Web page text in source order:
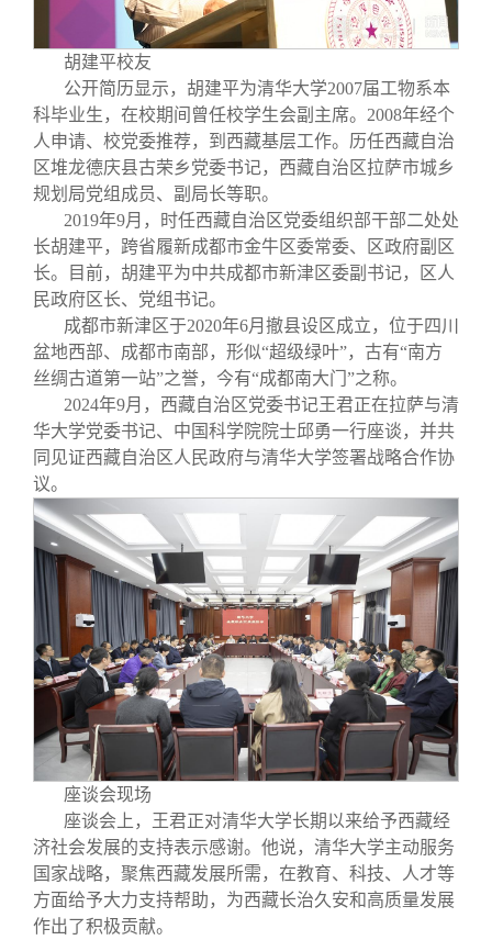
胡建平校友
公开简历显示，胡建平为清华大学2007届工物系本
科毕业生，在校期间曾任校学生会副主席。2008年经个
人申请、校党委推荐，到西藏基层工作。历任西藏自治
区堆龙德庆县古荣乡党委书记，西藏自治区拉萨市城乡
规划局党组成员、副局长等职。
2019年9月，时任西藏自治区党委组织部干部二处处
长胡建平，跨省履新成都市金牛区委常委、区政府副区
长。目前，胡建平为中共成都市新津区委副书记，区人
民政府区长、党组书记。
成都市新津区于2020年6月撤县设区成立，位于四川
盆地西部、成都市南部，形似“超级绿叶”，古有“南方
丝绸古道第一站”之誉，今有“成都南大门”之称。
2024年9月，西藏自治区党委书记王君正在拉萨与清
华大学党委书记、中国科学院院士邱勇一行座谈，并共
同见证西藏自治区人民政府与清华大学签署战略合作协
议。
座谈会现场
座谈会上，王君正对清华大学长期以来给予西藏经
济社会发展的支持表示感谢。他说，清华大学主动服务
国家战略，聚焦西藏发展所需，在教育、科技、人才等
方面给予大力支持帮助，为西藏长治久安和高质量发展
作出了积极贡献。